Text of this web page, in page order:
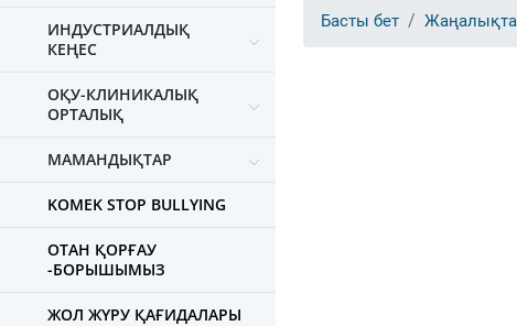
ИНДУСТРИАЛДЫҚ
КЕҢЕС
ОҚУ-КЛИНИКАЛЫҚ
ОРТАЛЫҚ
МАМАНДЫҚТАР
KOMEK STOP BULLYING
ОТАН ҚОРҒАУ
-БОРЫШЫМЫЗ
ЖОЛ ЖҮРУ ҚАҒИДАЛАРЫ
Басты бет